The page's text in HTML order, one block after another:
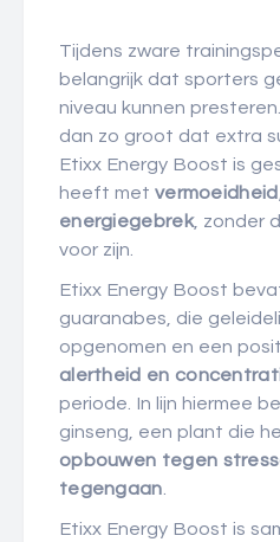
Tijdens zware
belangrijk dat sporters
niveau kunnen
dan zo groot dat extra
Etixx Energy Boost is
heeft met
energiegebrek, zonder
voor zijn.
Etixx Energy Boost
guaranabes, die
opgenomen en een
alertheid en
periode. In lijn hiermee
ginseng, een plant die
opbouwen tegen
tegengaan
Etixx Energy Boost is